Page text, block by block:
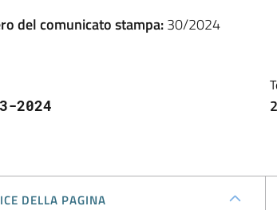
del comunicato stampa:30/2024
2024
2
DELLA PAGINA